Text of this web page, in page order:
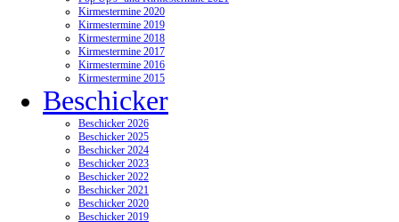
Kirmestermine 2020
Kirmestermine 2019
Kirmestermine 2018
Kirmestermine 2017
Kirmestermine 2016
Kirmestermine 2015
Beschicker
Beschicker 2026
Beschicker 2025
Beschicker 2024
Beschicker 2023
Beschicker 2022
Beschicker 2021
Beschicker 2020
Beschicker 2019